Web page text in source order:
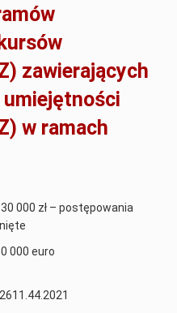
zawierających
w ramach
000 zł – postępowania
000 euro